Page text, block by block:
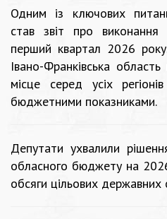
Одним із ключових
став звіт про
перший квартал 2026
Івано-Франківська
місце серед усіх
бюджетними показниками.
Депутати ухвалили
обласного бюджету на 2026
обсяги цільових державних